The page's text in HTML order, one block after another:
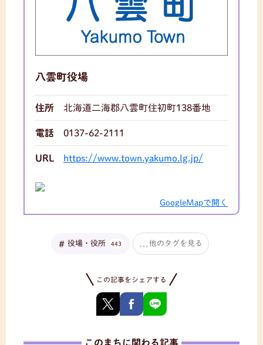
八雲町役場
住所 北海道二海郡八雲町住初町138番地
電話 0137-62-2111
URL https://www.town.yakumo.lg.jp/
GoogleMapで開く
役場・役所 443 他のタグを見る
この記事をシェアする
このまちに関わる記事